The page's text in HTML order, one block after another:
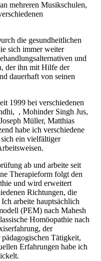
mehreren Musikschulen,
die gesundheitlichen
sich immer weiter
und
der ihn mit Hilfe der
dauerhaft von seinen
1999 bei verschiedenen
, Mohinder Singh Jus,
Müller, Matthias
habe ich verschiedene
ein vielfältiger
ab und arbeite seit
Therapieform folgt den
und wird erweitert
Richtungen, die
arbeite hauptsächlich
(PEM) nach Mahesh
Homöopathie nach
der
Tätigkeit,
Erfahrungen habe ich